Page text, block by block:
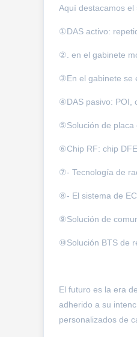
Aquí destacamos
①DAS activo:
②. en el gabinete
③En el gabinete se
④DAS pasivo: POI,
⑤Solución de placa
⑥Chip RF: chip
⑦- Tecnología de
⑧- El sistema de
⑨Solución de
⑩Solución BTS de
El futuro es la era
adherido a su
personalizados de